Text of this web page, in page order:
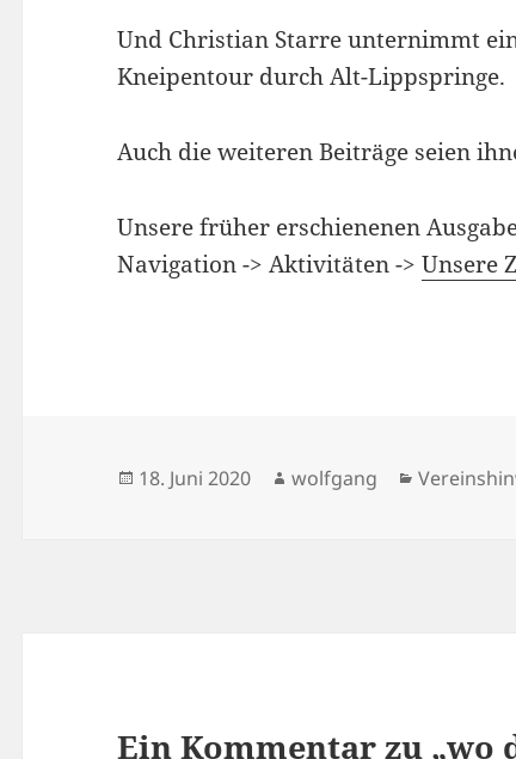
Und Christian Starre unternimmt
Kneipentour durch Alt-Lippspringe.
Auch die weiteren Beiträge seien
Unsere früher erschienenen
Navigation -> Aktivitäten ->Unsere
Veröffentlicht
18. Juni 2020 Autor
wolfgang
Ein Kommentar zu „wo